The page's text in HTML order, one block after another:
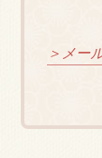
＞メー